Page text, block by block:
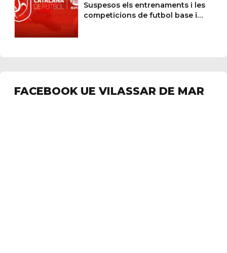
Suspesos els entrenaments i les
competicions de futbol base i
FACEBOOK UE VILASSAR DE MAR